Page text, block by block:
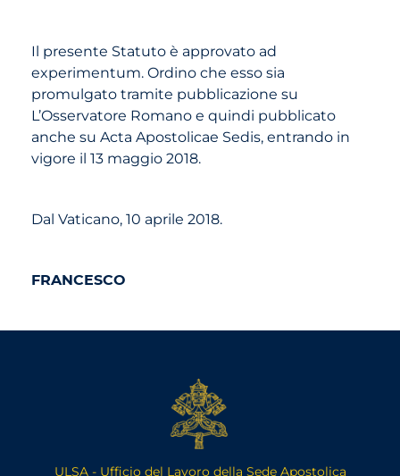
Il presente Statuto è approvato ad
experimentum. Ordino che esso sia
promulgato tramite pubblicazione su
L’Osservatore Romano e quindi pubblicato
anche su Acta Apostolicae Sedis, entrando in
vigore il 13 maggio 2018.
Dal Vaticano, 10 aprile 2018.
FRANCESCO
ULSA - Ufficio del Lavoro della Sede Apostolica